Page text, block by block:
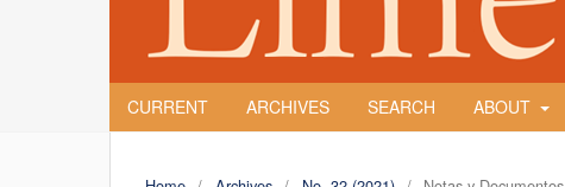
CURRENT ARCHIVES SEARCH ABOUT